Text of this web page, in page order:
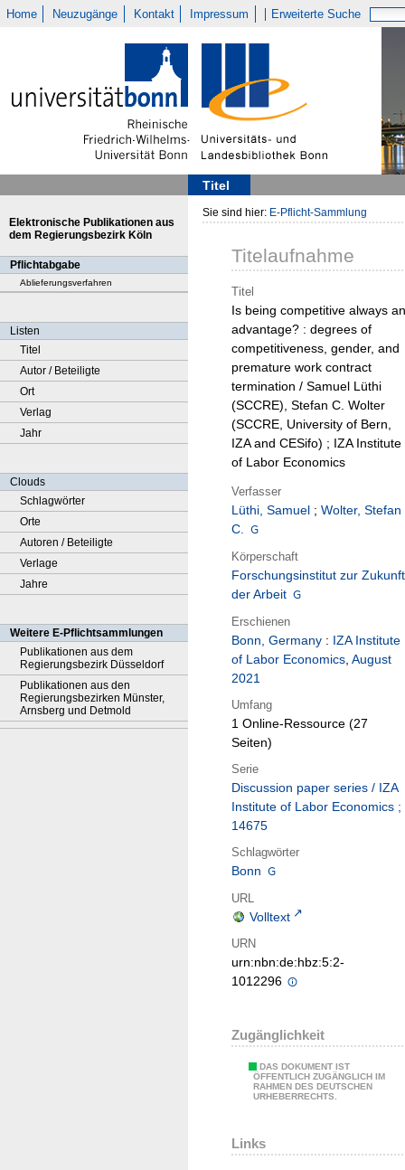
Home Neuzugänge Kontakt Impressum Erweiterte Suche
Titel
Elektronische Publikationen aus
dem Regierungsbezirk Köln
Pflichtabgabe
Ablieferungsverfahren
Listen
Titel
Autor / Beteiligte
Ort
Verlag
Jahr
Clouds
Schlagwörter
Orte
Autoren / Beteiligte
Verlage
Jahre
Weitere E-Pflichtsammlungen
Publikationen aus dem
Regierungsbezirk Düsseldorf
Publikationen aus den
Regierungsbezirken Münster,
Arnsberg und Detmold
Sie sind hier: E-Pflicht-Sammlung
Titelaufnahme
Titel
Is being competitive always an
advantage? : degrees of
competitiveness, gender, and
premature work contract
termination / Samuel Lüthi
(SCCRE), Stefan C. Wolter
(SCCRE, University of Bern,
IZA and CESifo) ; IZA Institute
of Labor Economics
Verfasser
Lüthi, Samuel ; Wolter, Stefan
C.
Körperschaft
Forschungsinstitut zur Zukunft
der Arbeit
Erschienen
Bonn, Germany : IZA Institute
of Labor Economics, August
2021
Umfang
1 Online-Ressource (27
Seiten)
Serie
Discussion paper series / IZA
Institute of Labor Economics ;
14675
Schlagwörter
Bonn
URL
Volltext
URN
urn:nbn:de:hbz:5:2-
1012296
Zugänglichkeit
DAS DOKUMENT IST
ÖFFENTLICH ZUGÄNGLICH IM
RAHMEN DES DEUTSCHEN
URHEBERRECHTS.
Links